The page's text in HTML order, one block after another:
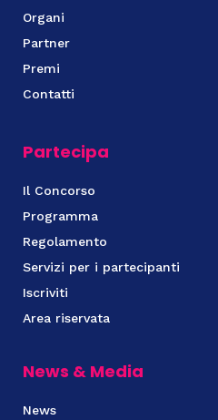
Organi
Partner
Premi
Contatti
Partecipa
Il Concorso
Programma
Regolamento
Servizi per i partecipanti
Iscriviti
Area riservata
News & Media
News